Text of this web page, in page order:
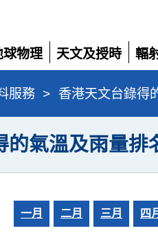
球物理
天文及授時
展
開
輻
展
開
服務 > 香港天文台錄得
的氣溫及雨量排
一月 二月 三月 四